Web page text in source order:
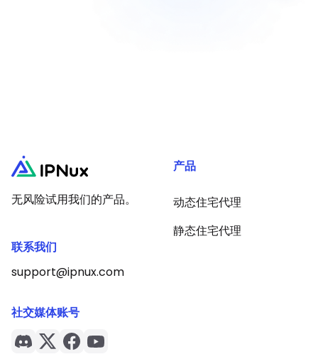
无风险试用我们的产品。
联系我们
support@ipnux.com
社交媒体账号
产品
动态住宅代理
静态住宅代理